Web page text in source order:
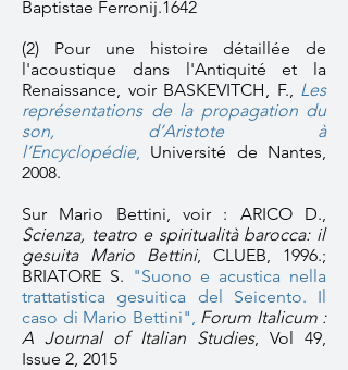
Baptistae Ferronij.1642
(2) Pour une histoire détaillée de
l'acoustique dans l'Antiquité et la
Renaissance, voir BASKEVITCH, F., Les
représentations de la propagation du
son, d’Aristote à
l’Encyclopédie, Université de Nantes,
2008.
Sur Mario Bettini, voir : ARICO D.,
Scienza, teatro e spiritualità barocca: il
gesuita Mario Bettini, CLUEB, 1996.;
BRIATORE S. "Suono e acustica nella
trattatistica gesuitica del Seicento. Il
caso di Mario Bettini", Forum Italicum :
A Journal of Italian Studies, Vol 49,
Issue 2, 2015